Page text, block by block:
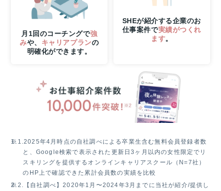
ト！
月1回のコーチングで強
みや、 キャリアプランの
明確化ができます。
SHEが紹介する企業のお
仕事案件で実績がつくれ
ます。
※1.2025年4月時点の自社調べによる卒業生含む無料会員登録者数
と、Google検索で表示された更新日3ヶ月以内の女性限定でリ
スキリングを提供するオンラインキャリアスクール（N=7社）
のHP上で確認できた累計会員数の実績を比較
※2.
【自社調べ】2020年1月〜2024年3月までに当社が紹介/提供し